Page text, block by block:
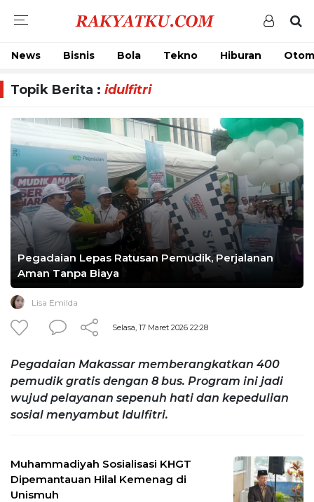
News Bisnis Bola Tekno Hiburan
Topik Berita : idulfitri
Pegadaian Lepas Ratusan Pemudik, Perjalanan
Aman Tanpa Biaya
Lisa Emilda
Selasa, 17 Maret 2026 22:28
Pegadaian Makassar memberangkatkan 400
pemudik gratis dengan 8 bus. Program ini jadi
wujud pelayanan sepenuh hati dan kepedulian
sosial menyambut Idulfitri.
Muhammadiyah Sosialisasi KHGT
Dipemantauan Hilal Kemenag di
Unismuh